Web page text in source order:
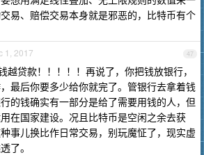
易、赔偿交易本身就是邪恶的，比特币有个
47
1, 2017
越贷款！！！！！再说了，你把钱放银行，
最后你要多少给你就完了。管银行去拿着钱
的钱确实有一部分是给了需要用钱的人，但
在国家建设。况且比特币是空闲之余去获
事儿换比作日常交易，别玩魔怔了，现实虚
了。